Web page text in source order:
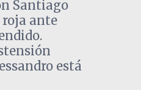
Santiago
roja ante
está